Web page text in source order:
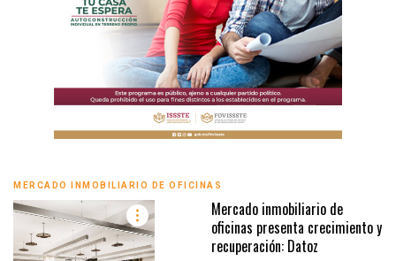
MERCADO INMOBILIARIO DE OFICINAS
Mercado inmobiliario de
oficinas presenta crecimiento y
recuperación: Datoz